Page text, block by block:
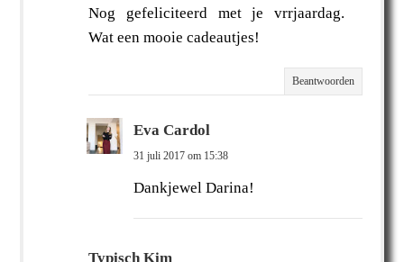
Nog gefeliciteerd met je vrrjaardag.
Wat een mooie cadeautjes!
Beantwoorden
Eva Cardol
31 juli 2017 om 15:38
Dankjewel Darina!
Typisch Kim